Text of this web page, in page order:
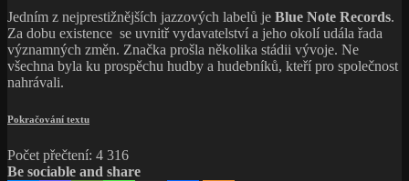
Jedním z nejprestižnějších jazzových labelů je Blue Note Records.
Za dobu existence se uvnitř vydavatelství a jeho okolí udála řada
významných změn. Značka prošla několika stádii vývoje. Ne
všechna byla ku prospěchu hudby a hudebníků, kteří pro společnost
nahrávali.
Pokračování textuBlue
patriarcha
mezi
současnými
Počet přečtení: 4 316
Be sociable and share